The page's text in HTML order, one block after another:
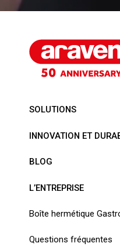
SOLUTIONS
INNOVATION ET
BLOG
L’ENTREPRISE
Boîte hermétique
Questions fréquentes